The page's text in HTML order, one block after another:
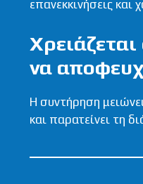
επανεκκινήσεις και
να
Η συντήρηση
και παρατείνει τη